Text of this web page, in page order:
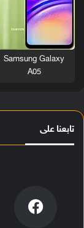
Samsung Galaxy
A05
تابعنا على